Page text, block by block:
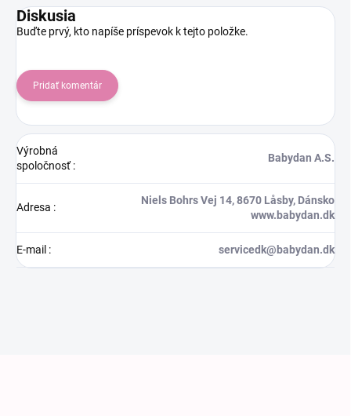
Diskusia
Buďte prvý, kto napíše príspevok k tejto položke.
Pridať komentár
Výrobná
spoločnosť:
Babydan A.S.
Adresa :
Niels Bohrs Vej 14, 8670 Låsby, Dánsko
www.babydan.dk
E-mail : servicedk@babydan.dk